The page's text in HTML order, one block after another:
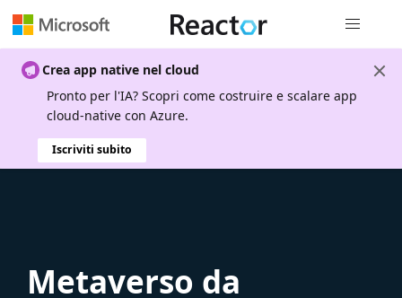
Crea app native nel cloud
Pronto per l'IA? Scopri come costruire e scalare app
cloud-native con Azure.
Iscriviti subito
Metaverso da